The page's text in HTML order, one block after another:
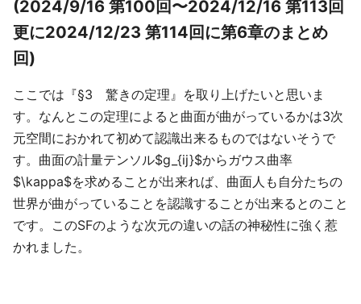
(2024/9/16 第100回〜2024/12/16 第113回
更に2024/12/23 第114回に第6章のまとめ
回)
ここでは『§3 驚きの定理』を取り上げたいと思いま
す。なんとこの定理によると曲面が曲がっているかは3次
元空間におかれて初めて認識出来るものではないそうで
す。曲面の計量テンソル$g_{ij}$からガウス曲率
$\kappa$を求めることが出来れば、曲面人も自分たちの
世界が曲がっていることを認識することが出来るとのこと
です。このSFのような次元の違いの話の神秘性に強く惹
かれました。